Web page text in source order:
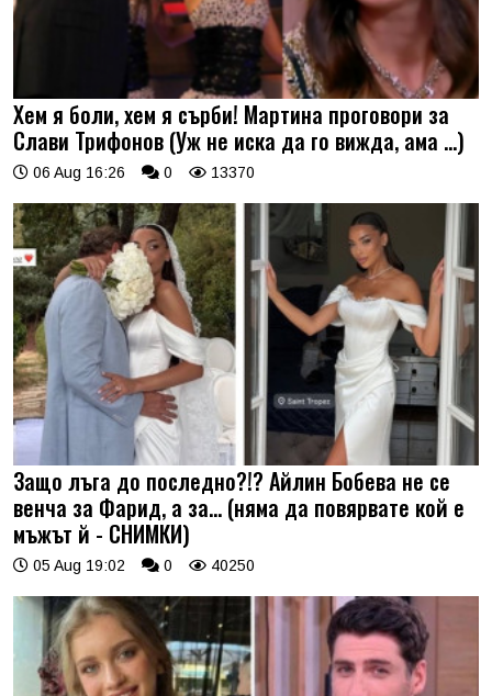
Хем я боли, хем я сърби! Мартина проговори за
Слави Трифонов (Уж не иска да го вижда, ама …)
06 Aug 16:26 0 13370
Защо лъга до последно?!? Айлин Бобева не се
венча за Фарид, а за... (няма да повярвате кой е
мъжът й - СНИМКИ)
05 Aug 19:02 0 40250